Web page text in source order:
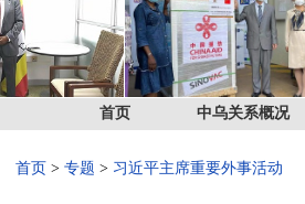
首页 中乌关系概况
首页 > 专题 > 习近平主席重要外事活动